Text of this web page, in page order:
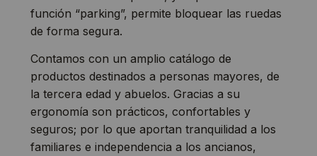
función “parking”, permite bloquear las ruedas
de forma segura.
Contamos con un amplio catálogo de
productos destinados a personas mayores, de
la tercera edad y abuelos. Gracias a su
ergonomía son prácticos, confortables y
seguros; por lo que aportan tranquilidad a los
familiares e independencia a los ancianos,